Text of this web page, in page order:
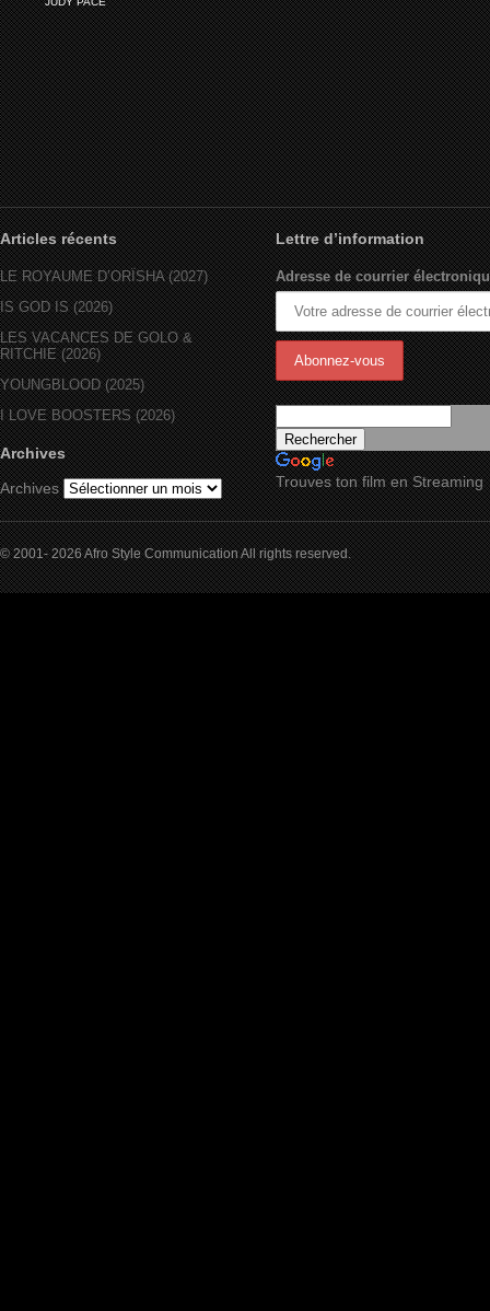
Articles récents
LE ROYAUME D’ORÏSHA (2027)
IS GOD IS (2026)
LES VACANCES DE GOLO &
RITCHIE (2026)
YOUNGBLOOD (2025)
I LOVE BOOSTERS (2026)
Archives
Archives
Lettre d’information
Adresse de courrier
Trouves ton film en Streaming
© 2001- 2026 Afro Style Communication All rights reserved.